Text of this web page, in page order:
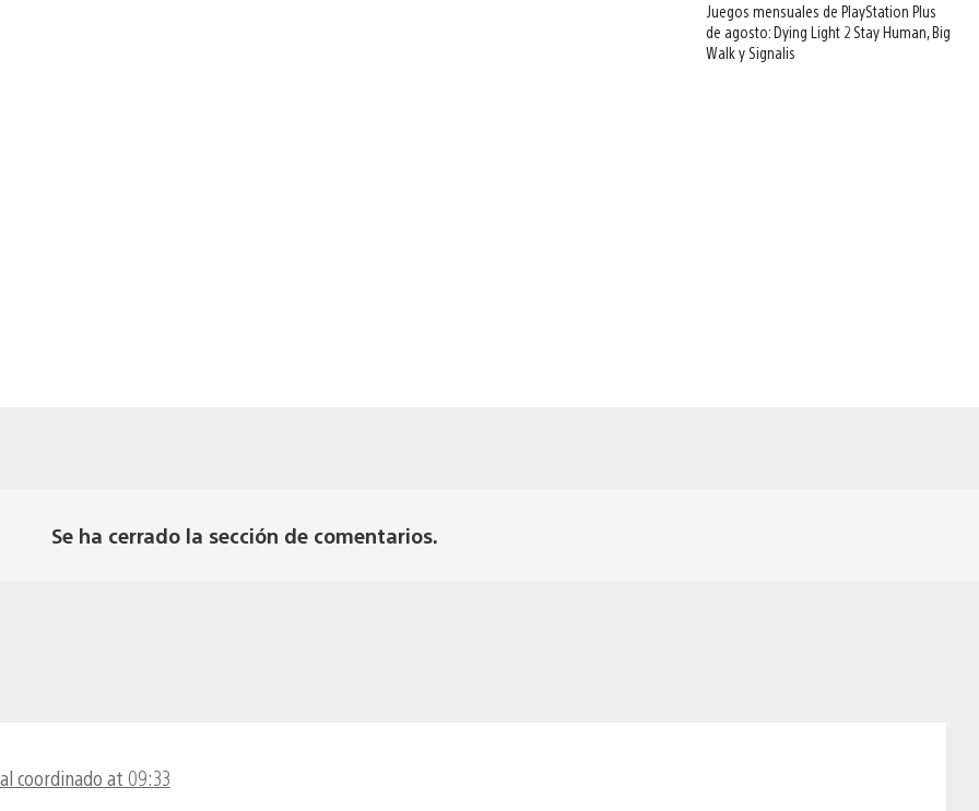
Juegos mensuales de PlayStation Plus
de agosto: Dying Light 2 Stay Human, Big
Walk y Signalis
Se ha cerrado la sección de comentarios.
coordinado at 09:33